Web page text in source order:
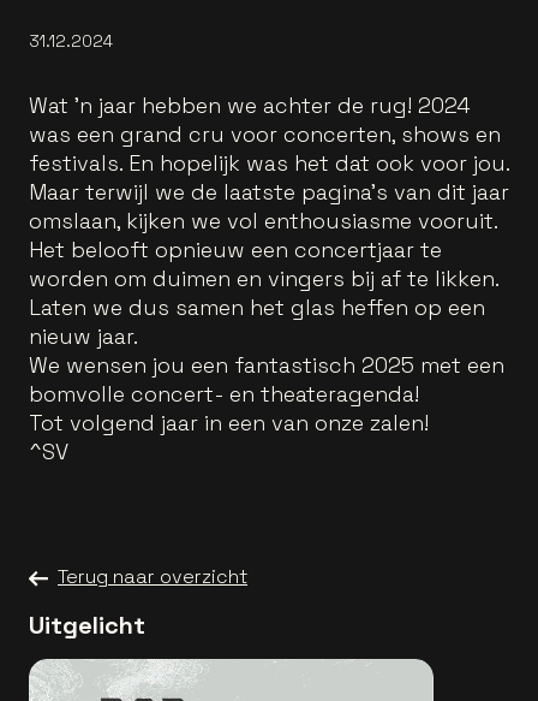
31.12.2024
Wat 'n jaar hebben we achter de rug! 2024
was een grand cru voor concerten, shows en
festivals. En hopelijk was het dat ook voor jou.
Maar terwijl we de laatste pagina’s van dit jaar
omslaan, kijken we vol enthousiasme vooruit.
Het belooft opnieuw een concertjaar te
worden om duimen en vingers bij af te likken.
Laten we dus samen het glas heffen op een
nieuw jaar.
We wensen jou een fantastisch 2025 met een
bomvolle concert- en theateragenda!
Tot volgend jaar in een van onze zalen!
^SV
Terug naar overzicht
Uitgelicht